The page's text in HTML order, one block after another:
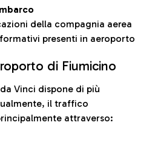
della compagnia aerea
presenti in aeroporto
di Fiumicino
Vinci dispone di più
il traffico
attraverso: